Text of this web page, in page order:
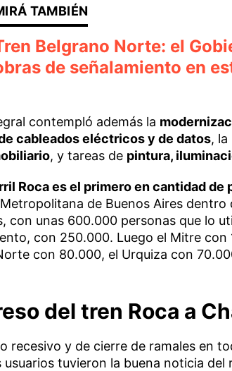
Belgrano Norte: el
de señalamiento en
contempló además la
cableados eléctricos y de datos, la
, y tareas de pintura,
Roca es el primero en cantidad
de Buenos Aires
con unas 600.000 personas que lo
con 250.000. Luego el Mitre con
con 80.000, el Urquiza con
del tren Roca a
recesivo y de cierre de ramales en
usuarios tuvieron la buena noticia